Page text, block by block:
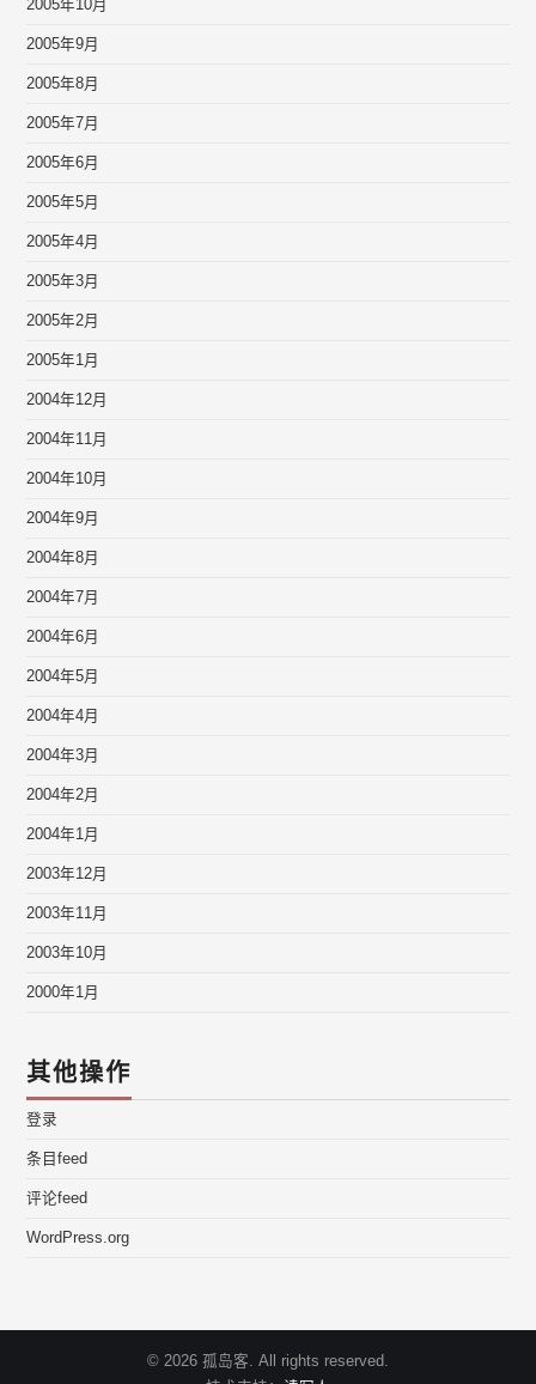
2005年10月
2005年9月
2005年8月
2005年7月
2005年6月
2005年5月
2005年4月
2005年3月
2005年2月
2005年1月
2004年12月
2004年11月
2004年10月
2004年9月
2004年8月
2004年7月
2004年6月
2004年5月
2004年4月
2004年3月
2004年2月
2004年1月
2003年12月
2003年11月
2003年10月
2000年1月
其他操作
登录
条目feed
评论feed
WordPress.org
© 2026 孤岛客. All rights reserved.